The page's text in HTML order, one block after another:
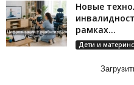
Новые
рамках...
Дети и